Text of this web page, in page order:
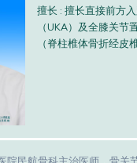
擅长 : 擅长直接前方
（UKA）及全膝关
（脊柱椎体骨折经皮